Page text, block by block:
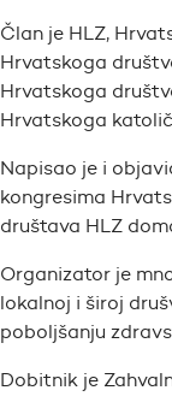
Član je HLZ,
Hrvatskoga
Hrvatskoga
Hrvatskoga
Napisao je i
kongresima
društava HLZ
Organizator je
lokalnoj i široj
poboljšanju
Dobitnik je